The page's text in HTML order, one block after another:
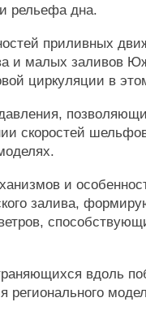
рельефа дна.
приливных
и малых заливов
циркуляции в
скоростей
и
залива,
вдоль
регионального